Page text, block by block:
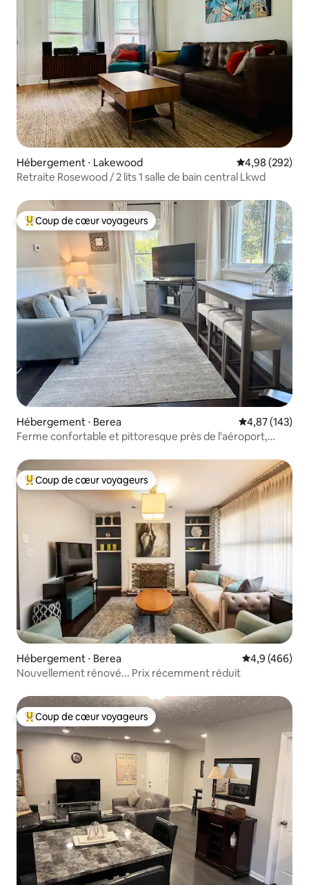
Hébergement ⋅ Lakewood Évaluation
4,98 (292)
Retraite Rosewood / 2 lits 1 salle de bain central Lkwd
Coups de cœur voyageurs les plus appréciés
Coup de cœur voyageurs
Hébergement ⋅ Berea Évaluation
4,87 (143)
Ferme confortable et pittoresque près de l'aéroport,
Coups de cœur voyageurs les plus appréciés
Coup de cœur voyageurs
Hébergement ⋅ Berea Évaluation
4,9 (466)
Nouvellement rénové... Prix récemment réduit
Coups de cœur voyageurs les plus appréciés
Coup de cœur voyageurs